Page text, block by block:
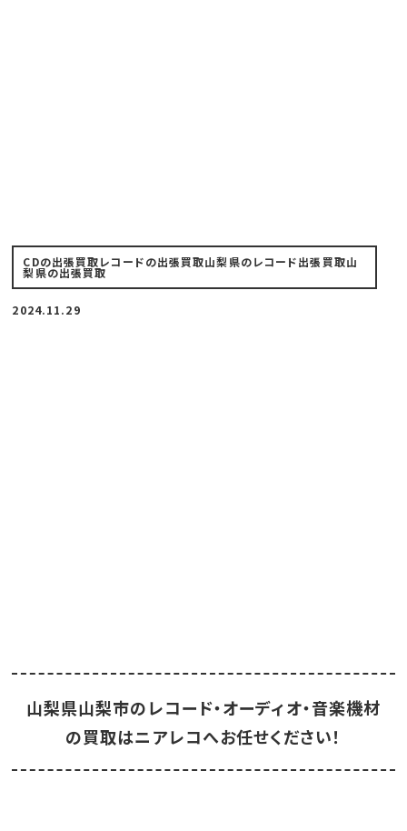
CDの出張買取レコードの出張買取山梨県のレコード出張買取山
梨県の出張買取
2024.11.29
山梨県山梨市のレコード・オーディオ・音楽機材
の買取はニアレコへお任せください！